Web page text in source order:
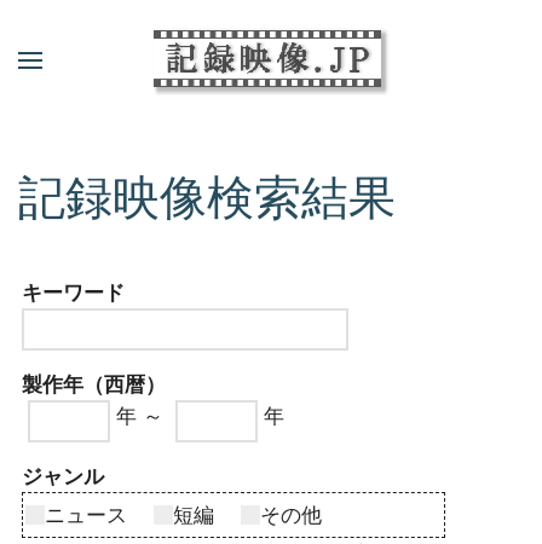
記録映像検索結果
キーワード
製作年（西暦）
年 ～
年
ジャンル
ニュース
短編
その他